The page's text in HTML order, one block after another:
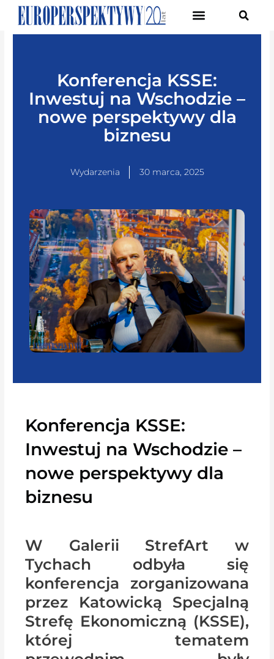
Konferencja KSSE:
Inwestuj na Wschodzie –
nowe perspektywy dla
biznesu
Wydarzenia 30 marca, 2025
Konferencja KSSE:
Inwestuj na Wschodzie –
nowe perspektywy dla
biznesu
W Galerii StrefArt w
Tychach odbyła się
konferencja zorganizowana
przez Katowicką Specjalną
Strefę Ekonomiczną (KSSE),
której tematem